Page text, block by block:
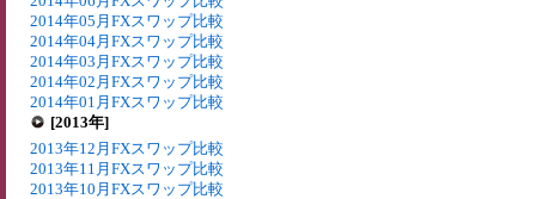
2014年05月FXスワップ比較
2014年04月FXスワップ比較
2014年03月FXスワップ比較
2014年02月FXスワップ比較
2014年01月FXスワップ比較
[2013年]
2013年12月FXスワップ比較
2013年11月FXスワップ比較
2013年10月FXスワップ比較